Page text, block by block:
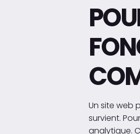
Un site web
survient.
analytique.